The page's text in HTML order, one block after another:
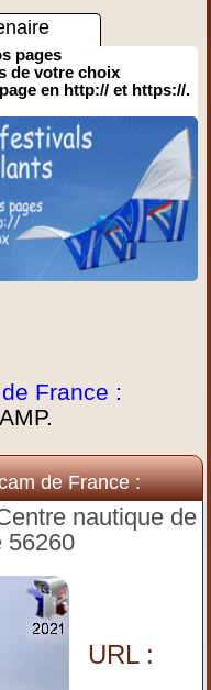
pages
de votre choix
en http:// et https://.
France :
de France :
nautique de
56260
URL :